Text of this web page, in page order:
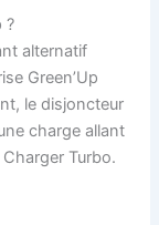
?
alternatif
Green’Up
le disjoncteur
charge allant
Turbo.